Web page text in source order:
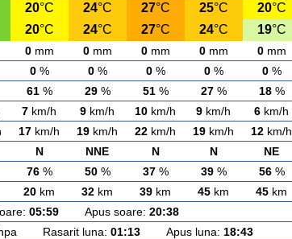
20°C 24°C 27°C 25°C 20°C
20°C 24°C 27°C 24°C 19°C
0mm 0mm 0mm 0mm 0mm
0% 0% 0% 0% 0%
61% 29% 51% 27% 18%
7 km/h 9 km/h 10 km/h 9 km/h 6 km/h
17 km/h 19 km/h 22 km/h 19 km/h 12 km/h
N NNE N N NE
76% 50% 37% 39% 56%
20 km 32 km 39 km 45 km 45 km
05:59 Apus soare: 20:38
Rasarit luna: 01:13 Apus luna: 18:43